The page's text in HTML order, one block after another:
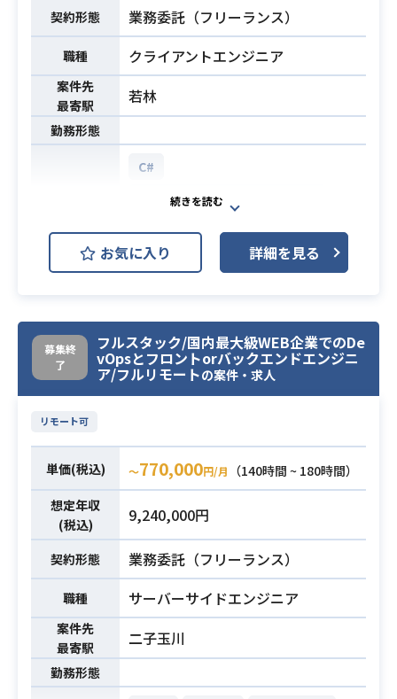
で、その経験や知見がある方のほう
が業務に入りやすいかと思います。
必須スキル
・サーバーサイドアプリケーション
開発・運用経験（B2C/B2B不問）
・Golangを用いてのサーバーサイド
開発・運用経験2年以上
・MongoDBの使用経験
契約形態 業務委託（フリーランス）
職種 クライアントエンジニア
案件先
最寄駅
若林
勤務形態
C#
AWS (Amazon Web Services)
Docker
Git
Kubernetes
Unity
業務内容
している企業にて今回新規ゲームの
開発をする
クライアントエンジニアを募集して
おります。
・主にデザイナーさんが使うUI用ツ
ールの修正や新規開発
じた対応作業など。
必須スキル
・3年以上のUnityを用いたアプリ開
・サーバーとの通信に関連する開発
知識（実務経験不問）
・3Dの知識
お気に入り 詳細を見る
募集終
了
フルスタック/国内最大級WEB企業でのDe
vOpsとフロントorバックエンドエンジニ
ア/フルリモートの案件・求人
リモート可
単価(税込) 〜770,000円/月
（140時間 ~ 180時間）
想定年収
(税込)
9,240,000円
契約形態 業務委託（フリーランス）
職種 サーバーサイドエンジニア
案件先
最寄駅
二子玉川
勤務形態